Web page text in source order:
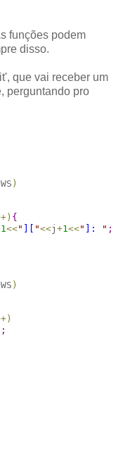
funções podem
disso.
que vai receber um
perguntando pro
)
+ ) {
1 <<" "<<j +1 <<" ]: " ;
)
+ )
;